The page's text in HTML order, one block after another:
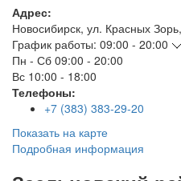
Адрес:
Новосибирск, ул. Красных
График работы: 09:00 - 20:00
Пн - Сб 09:00 - 20:00
Вс 10:00 - 18:00
Телефоны:
+7 (383) 383-29-20
Показать на карте
Подробная информация